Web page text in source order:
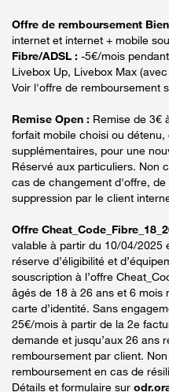
Offre de remboursement
internet et internet + mobile
Fibre/ADSL : -5€/mois
Livebox Up, Livebox Max
Voir l'offre de remboursement
Remise Open : Remise de 3€
forfait mobile choisi ou
supplémentaires, pour une
Réservé aux particuliers. Non
cas de changement d'offre,
suppression par le client
Offre
valable à partir du 10/04/2025
réserve d’éligibilité et
souscription à l’offre
âgés de 18 à 26 ans et 6 mois
carte d’identité. Sans
25€/mois à partir de la 2e
demande et jusqu’aux 26 ans
remboursement par client.
remboursement en cas de
Détails et formulaire sur